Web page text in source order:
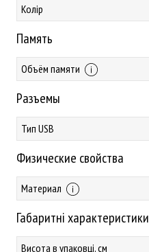
Колір
Память
Объём памяти
Разъемы
Тип USB
Физические свойства
Материал
Габаритні характеристики
Висота в упаковці, см